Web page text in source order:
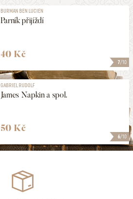
7/10
BURMAN BEN LUCIEN
Parník přijíždí
40 Kč
6/10
GABRIEL RUDOLF
James Napkin a spol.
50 Kč